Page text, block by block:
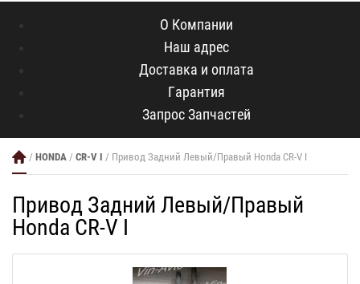
О Компании
Наш адрес
Доставка и оплата
Гарантия
Запрос Запчастей
/ HONDA / CR-V I / Привод Задний Левый/Правый Honda CR-V I
Привод Задний Левый/Правый
Honda CR-V I